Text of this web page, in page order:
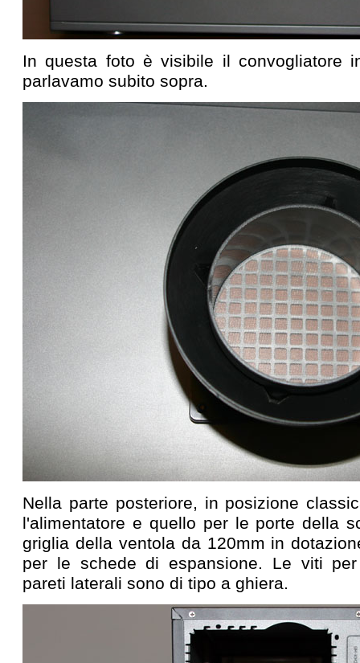
In questa foto è visibile il convogliatore
parlavamo subito sopra.
Nella parte posteriore, in posizione
l'alimentatore e quello per le porte della
griglia della ventola da 120mm in
per le schede di espansione. Le viti
pareti laterali sono di tipo a ghiera.